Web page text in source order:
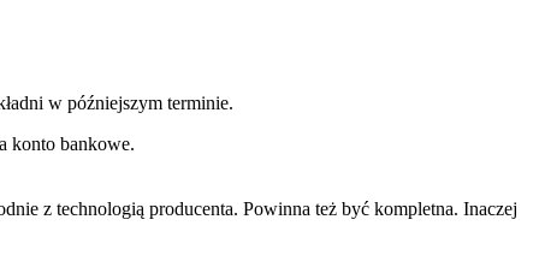
w późniejszym terminie.
konto bankowe.
z technologią producenta. Powinna też być kompletna. Inaczej